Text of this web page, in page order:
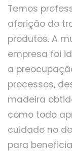
Temos
aferição do
produtos. A
empresa foi
a
processos,
madeira
como todo
cuidado no
para